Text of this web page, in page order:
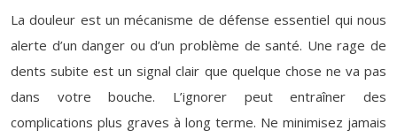
La douleur est un mécanisme de défense essentiel qui nous
alerte d’un danger ou d’un problème de santé. Une rage de
dents subite est un signal clair que quelque chose ne va pas
dans votre bouche. L’ignorer peut entraîner des
complications plus graves à long terme. Ne minimisez jamais